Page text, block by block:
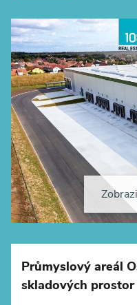
+
−
Průmyslový areál
skladových prostor